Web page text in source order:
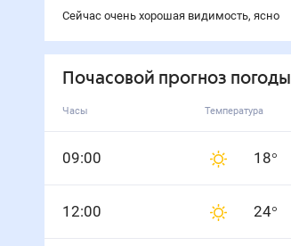
Сейчас очень хорошая видимость, ясно
Почасовой прогноз погоды
Часы Температура
09:00 18°
12:00 24°